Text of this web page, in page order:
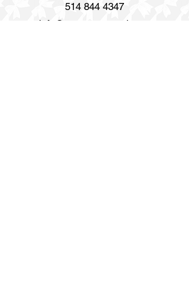
514 844 4347
info@gravurerenaud.com